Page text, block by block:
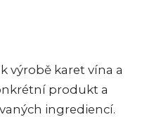
výrobě karet vína a
produkt a
ingrediencí.